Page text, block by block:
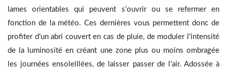
lames orientables qui peuvent s’ouvrir ou se refermer en
fonction de la météo. Ces dernières vous permettent donc de
profiter d’un abri couvert en cas de pluie, de moduler l’intensité
de la luminosité en créant une zone plus ou moins ombragée
les journées ensoleillées, de laisser passer de l’air. Adossée à